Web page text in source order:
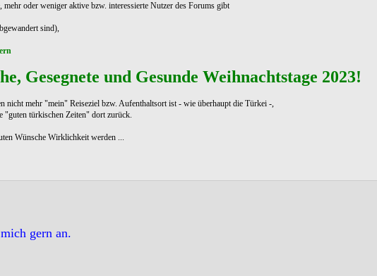
oder weniger aktive bzw. interessierte Nutzer des Forums gibt
sind),
Gesegnete und Gesunde Weihnachtstage 2023!
nicht mehr "mein" Reiseziel bzw. Aufenthaltsort ist - wie überhaupt die Türkei -,
"guten türkischen Zeiten" dort zurück.
Wünsche Wirklichkeit werden ...
gern an.